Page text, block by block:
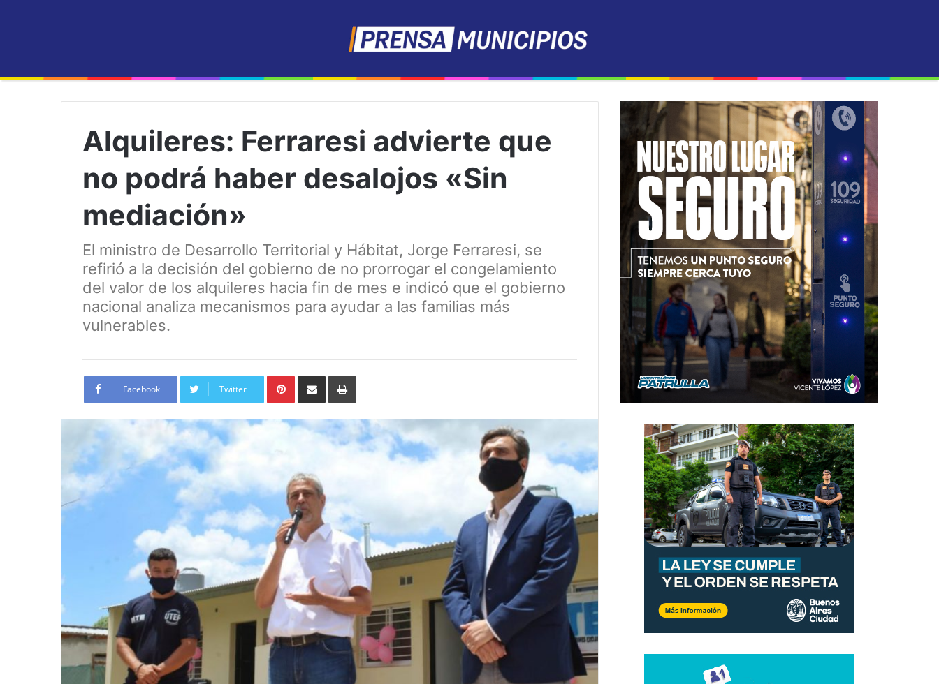
Alquileres: Ferraresi advierte que
no podrá haber desalojos «Sin
mediación»
El ministro de Desarrollo Territorial y Hábitat, Jorge Ferraresi, se
refirió a la decisión del gobierno de no prorrogar el congelamiento
del valor de los alquileres hacia fin de mes e indicó que el gobierno
nacional analiza mecanismos para ayudar a las familias más
vulnerables.
Facebook Twitter
PinterestShare
Email
Print